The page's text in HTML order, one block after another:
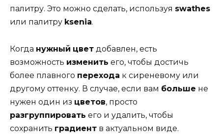
палитру. Это можно сделать, используя swathes
или палитру ksenia.
Когда нужный цвет добавлен, есть
возможность изменить его, чтобы достичь
более плавного перехода к сиреневому или
другому оттенку. В случае, если вам больше не
нужен один из цветов, просто
разгруппировать его и удалить, чтобы
сохранить градиент в актуальном виде.